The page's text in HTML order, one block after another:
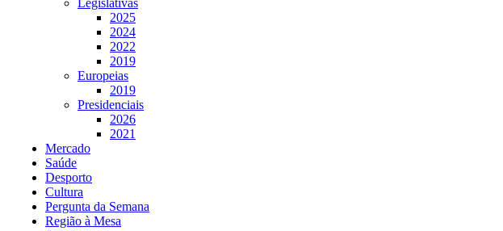
2025
2024
2022
2019
Europeias
2019
Presidenciais
2026
2021
Mercado
Saúde
Desporto
Cultura
Pergunta da Semana
Região à Mesa